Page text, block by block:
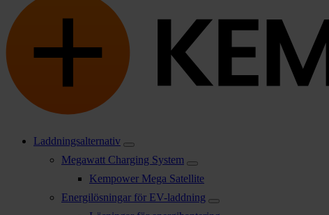
Laddningsalternativ
Megawatt Charging System
Kempower Mega Satellite
Energilösningar för EV-laddning